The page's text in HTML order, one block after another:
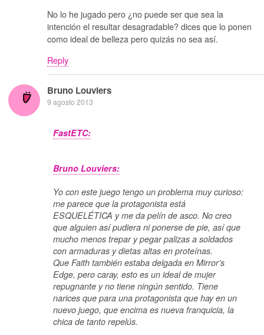
No lo he jugado pero ¿no puede ser que sea la
intención el resultar desagradable? dices que lo ponen
como ideal de belleza pero quizás no sea así.
Reply
Bruno Louviers
9 agosto 2013
FastETC:
Bruno Louviers:
Yo con este juego tengo un problema muy curioso:
me parece que la protagonista está
ESQUELÉTICA y me da pelín de asco. No creo
que alguien así pudiera ni ponerse de pie, así que
mucho menos trepar y pegar palizas a soldados
con armaduras y dietas altas en proteínas.
Que Faith también estaba delgada en Mirror’s
Edge, pero caray, esto es un ideal de mujer
repugnante y no tiene ningún sentido. Tiene
narices que para una protagonista que hay en un
nuevo juego, que encima es nueva franquicia, la
chica de tanto repelús.